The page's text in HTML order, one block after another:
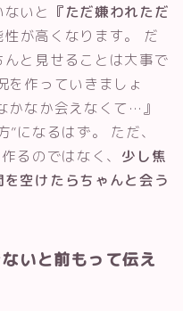
いと 『ただ嫌われただ
性が高くなります。 だ
と見せることは大事で
を作っていきましょ
かなか会えなくて…』
になるはず。 ただ、
るのではなく、 少し焦
空けたらちゃんと会う
いと前もって伝え